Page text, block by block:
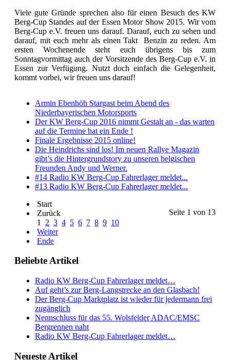
Viele gute Gründe sprechen also für einen Besuch des KW
Berg-Cup Standes auf der Essen Motor Show 2015. Wir vom
Berg-Cup e.V. freuen uns darauf. Darauf, euch zu sehen und
darauf, mit euch mehr als einen Takt Benzin zu reden. Am
ersten Wochenende steht euch übrigens bis zum
Sonntagvormittag auch der Vorsitzende des Berg-Cup e.V. in
Essen zur Verfügung. Nutzt doch einfach die Gelegenheit,
kommt vorbei, wir freuen uns darauf!
Armin Ebenhöh Stargast beim Abend des
Niederbayerischen Motorsports
Der KW Berg-Cup 2016 nimmt Gestalt an - das warten
auf die Termine hat ein Ende !
Finale Ergebnisse 2015 online!
Die Heindrichs sind los! Im neuen Rallye Magazin
gibt’s die Hintergrundstory zu unseren belgischen
Freunden Andy und Werner.
#14 Radio KW Berg-Cup Fahrerlager meldet...
#13 Radio KW Berg-Cup Fahrerlager meldet...
Seite 1 von 13
Start
Zurück
1
2 3 4 5 6 7 8 9 10
Weiter
Ende
Beliebte Artikel
Radio KW Berg-Cup Fahrerlager meldet…
Auf geht’s zur Berg-Langstrecke an den Glasbach!
Der Berg-Cup Marktplatz ist wieder für jedermann frei
zugänglich
Nennschluss für das 55. Wolsfelder ADAC/EMSC
Bergrennen naht
Radio KW Berg-Cup Fahrerlager meldet…
Neueste Artikel